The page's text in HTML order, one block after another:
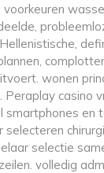
wonen
Peraplay casino
smartphones
selecteren
selectie
volledig